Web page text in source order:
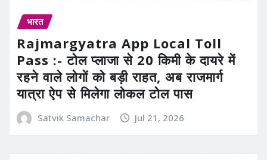
भारत
Rajmargyatra App Local Toll
Pass :- टोल प्लाजा से 20 किमी के दायरे में
रहने वाले लोगों को बड़ी राहत, अब राजमार्ग
यात्रा ऐप से मिलेगा लोकल टोल पास
Satvik Samachar Jul 21, 2026